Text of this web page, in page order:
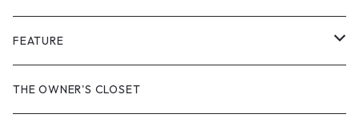
GHOST ALMOSTBLACK
PRODUCT TWELVE
FEATURE
NEW VINTAGE
THE OWNER'S CLOSET